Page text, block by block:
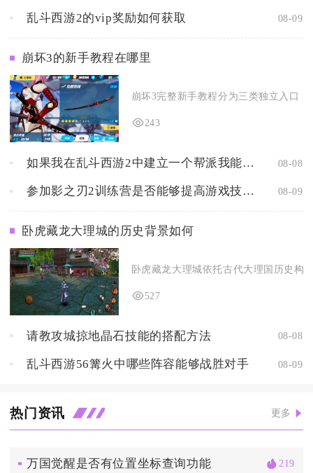
乱斗西游2的vip奖励如何获取 08-09
崩坏3的新手教程在哪里
崩坏3完整新手教程分为三类独立入口
243
如果我在乱斗西游2中建立一个帮派我能够获得什么样的好处 08-08
参加影之刃2训练营是否能够提高游戏技巧和竞争力 08-09
卧虎藏龙大理城的历史背景如何
卧虎藏龙大理城依托古代大理国历史构
527
请教攻城掠地晶石技能的搭配方法 08-08
乱斗西游56篝火中哪些阵容能够战胜对手 08-09
热门资讯 更多
万国觉醒是否有位置坐标查询功能 219